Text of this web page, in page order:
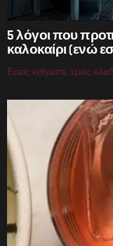
5 λόγοι που
καλοκαίρι (ενώ
Εσείς καίγεστε, εμείς